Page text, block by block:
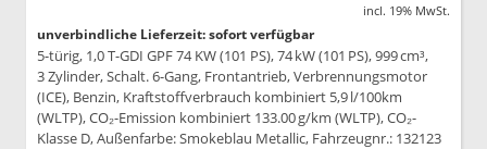
incl. 19% MwSt.
unverbindliche Lieferzeit: sofort verfügbar
5-türig, 1,0 T-GDI GPF 74 KW (101 PS), 74 kW (101 PS), 999 cm³,
3 Zylinder, Schalt. 6-Gang, Frontantrieb, Verbrennungsmotor
(ICE), Benzin, Kraftstoffverbrauch kombiniert 5,9 l/100km
(WLTP), CO₂-Emission kombiniert 133.00 g/km (WLTP), CO₂-
Klasse D, Außenfarbe: Smokeblau Metallic, Fahrzeugnr.: 132123